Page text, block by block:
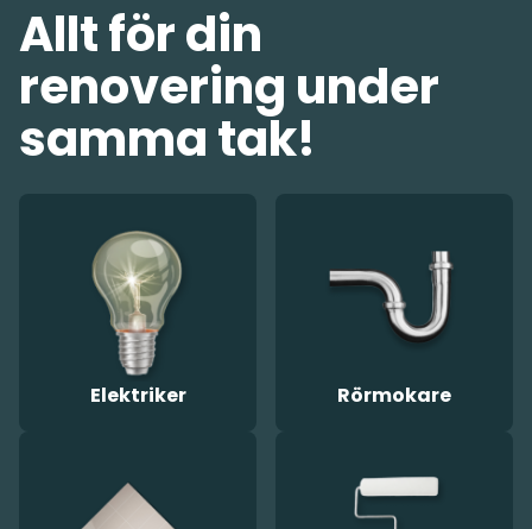
Allt för din
renovering under
samma tak!
Elektriker Rörmokare